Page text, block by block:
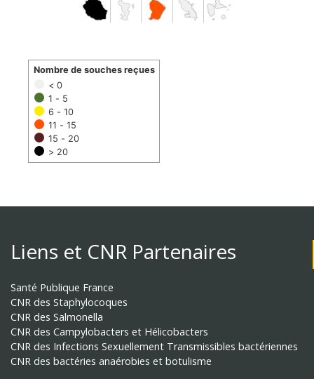
< 0
1 - 5
6 - 10
11 - 15
15 - 20
> 20
Nombre de souches reçues
Liens et CNR Partenaires
Santé Publique France
CNR des Staphylocoques
CNR des Salmonella
CNR des Campylobacters et Hélicobacters
CNR des Infections Sexuellement Transmissibles bactériennes
CNR des bactéries anaérobies et botulisme